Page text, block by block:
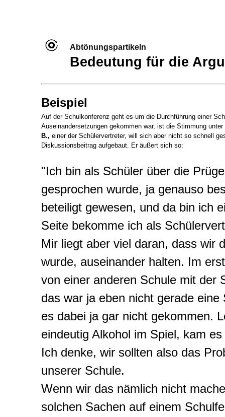
Abtönungspartikeln
Bedeutung für die
Beispiel
Auf der Schulkonferenz geht es um die Durchführung einer
Auseinandersetzungen gekommen war, ist die Stimmung
B., einer der Schülervertreter, will sich aber nicht so schnell
Diskussionsbeitrag aufgebaut. Er äußert sich so:
"Ich bin als Schüler über die
gesprochen wurde, ja genauso
beteiligt gewesen, und da bin ich
Seite bekomme ich als
Mir liegt aber viel daran, dass wir
wurde, auseinander halten. Im
von einer anderen Schule mit der
das war ja eben nicht gerade
es dabei ja gar nicht gekommen.
eindeutig Alkohol im Spiel, kam
Ich denke, wir sollten also das
unserer Schule.
Wenn wir das nämlich nicht
solchen Sachen auf einem